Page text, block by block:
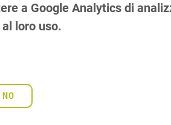
a Google Analytics di
loro uso.